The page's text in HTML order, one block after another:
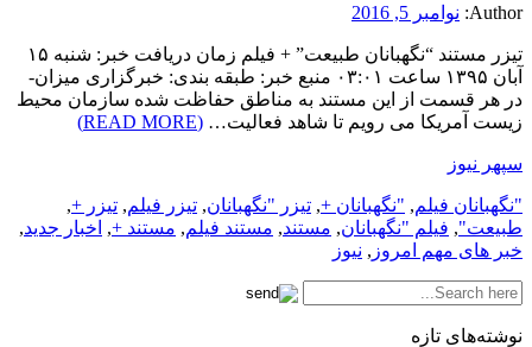
Author: نوامبر 5, 2016
تیزر مستند “نگهبانان طبیعت” + فیلم زمان دریافت خبر: شنبه ۱۵
آبان ۱۳۹۵ ساعت ۰۳:۰۱ منبع خبر: طبقه بندی: خبرگزاری میزان-
در هر قسمت از این مستند به مناطق حفاظت شده سازمان محیط
زیست آمریکا می رویم تا شاهد فعالیت… (READ MORE)
سپهر نیوز
"نگهبانان فیلم, "نگهبانان +, تیزر "نگهبانان, تیزر فیلم, تیزر +,
طبیعت", فیلم "نگهبانان, مستند, مستند فیلم, مستند +, اخبار جدید,
خبر های مهم امروز , نیوز
نوشته‌های تازه